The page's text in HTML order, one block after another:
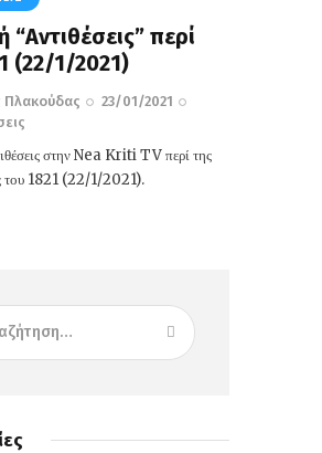
“Αντιθέσεις” περί
(22/1/2021)
Πλακούδας
23/01/2021
στην Nea Kriti TV περί της
του 1821 (22/1/2021).